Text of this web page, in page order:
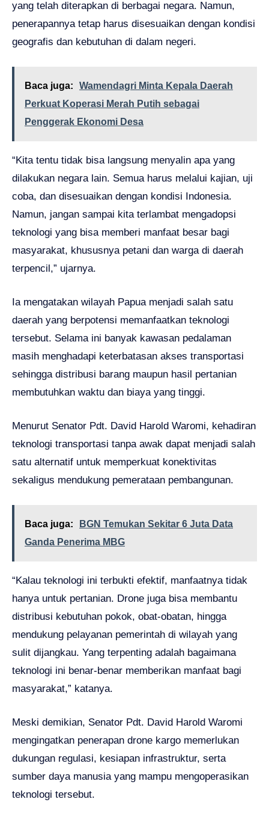
yang telah diterapkan di berbagai negara. Namun,
penerapannya tetap harus disesuaikan dengan kondisi
geografis dan kebutuhan di dalam negeri.
Baca juga:
Wamendagri Minta Kepala Daerah
Perkuat Koperasi Merah Putih sebagai
Penggerak Ekonomi Desa
“Kita tentu tidak bisa langsung menyalin apa yang
dilakukan negara lain. Semua harus melalui kajian, uji
coba, dan disesuaikan dengan kondisi Indonesia.
Namun, jangan sampai kita terlambat mengadopsi
teknologi yang bisa memberi manfaat besar bagi
masyarakat, khususnya petani dan warga di daerah
terpencil,” ujarnya.
Ia mengatakan wilayah Papua menjadi salah satu
daerah yang berpotensi memanfaatkan teknologi
tersebut. Selama ini banyak kawasan pedalaman
masih menghadapi keterbatasan akses transportasi
sehingga distribusi barang maupun hasil pertanian
membutuhkan waktu dan biaya yang tinggi.
Menurut Senator Pdt. David Harold Waromi, kehadiran
teknologi transportasi tanpa awak dapat menjadi salah
satu alternatif untuk memperkuat konektivitas
sekaligus mendukung pemerataan pembangunan.
Baca juga:
BGN Temukan Sekitar 6 Juta Data
Ganda Penerima MBG
“Kalau teknologi ini terbukti efektif, manfaatnya tidak
hanya untuk pertanian. Drone juga bisa membantu
distribusi kebutuhan pokok, obat-obatan, hingga
mendukung pelayanan pemerintah di wilayah yang
sulit dijangkau. Yang terpenting adalah bagaimana
teknologi ini benar-benar memberikan manfaat bagi
masyarakat,” katanya.
Meski demikian, Senator Pdt. David Harold Waromi
mengingatkan penerapan drone kargo memerlukan
dukungan regulasi, kesiapan infrastruktur, serta
sumber daya manusia yang mampu mengoperasikan
teknologi tersebut.